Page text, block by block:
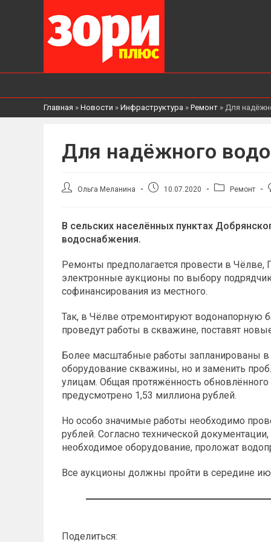
Главная » Новости » Инфраструктура » Ремонт » Для
Для надёжного
АвторОльга Меланина
Запись10.07.2020
Рубрика
Ремонт
В сельских населённых пунктах
водоснабжения.
Ремонты предполагается провести в
электронные аукционы по выбору
софинансирования из местного.
Так, в Чёлве отремонтируют
проведут работы в скважине, поставят
Более масштабные работы запланированы
оборудование скважины, но и заменить
улицам. Общая протяжённость
предусмотрено 1,53 миллиона рублей.
Но особо значимые работы необходимо
рублей. Согласно технической
необходимое оборудование, проложат
Все аукционы должны пройти в середине
Поделиться: